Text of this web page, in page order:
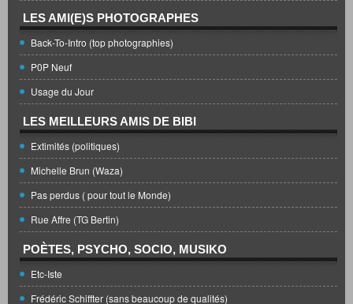
LES AMI(E)S PHOTOGRAPHES
Back-To-Intro (top photographies)
P0P Neuf
Usage du Jour
LES MEILLEURS AMIS DE BIBI
Extimités (politiques)
Michelle Brun (Waza)
Pas perdus ( pour tout le Monde)
Rue Affre (TG Bertin)
POÈTES, PSYCHO, SOCIO, MUSIKO
Etc-Iste
Frédéric Schiffter (sans beaucoup de qualités)